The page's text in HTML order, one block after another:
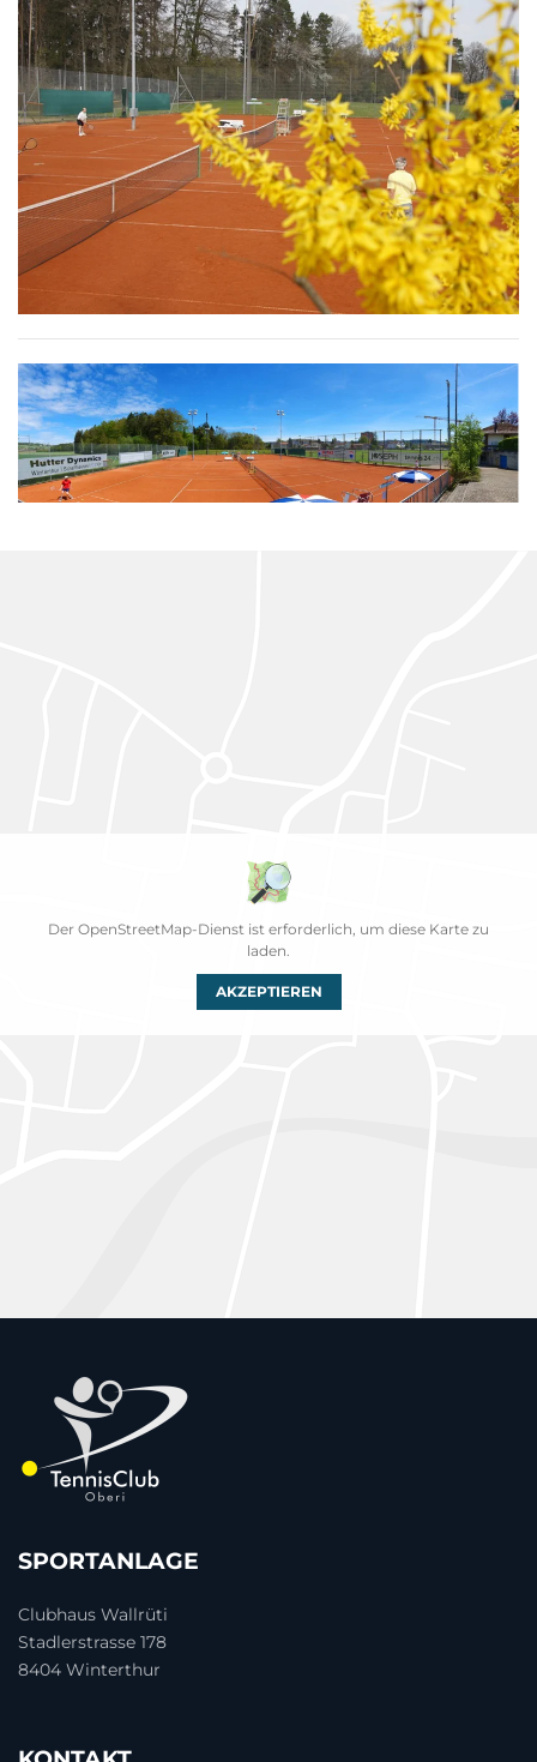
Der OpenStreetMap-Dienst ist erforderlich, um diese Karte zu
laden.
AKZEPTIEREN
SPORTANLAGE
Clubhaus Wallrüti
Stadlerstrasse 178
8404 Winterthur